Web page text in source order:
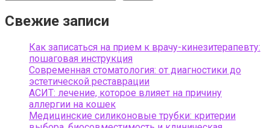
Свежие записи
Как записаться на прием к врачу-кинезитерапевту:
пошаговая инструкция
Современная стоматология: от диагностики до
эстетической реставрации
АСИТ: лечение, которое влияет на причину
аллергии на кошек
Медицинские силиконовые трубки: критерии